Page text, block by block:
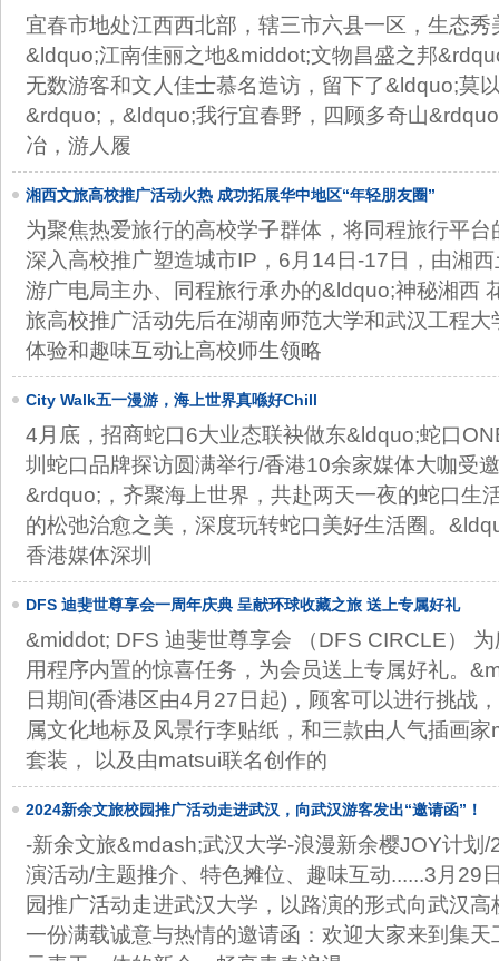
宜春市地处江西西北部，辖三市六县一区，生态
&ldquo;江南佳丽之地&middot;文物昌盛之邦
无数游客和文人佳士慕名造访，留下了&ldquo;莫
&rdquo;，&ldquo;我行宜春野，四顾多奇山
冶，游人履
湘西文旅高校推广活动火热 成功拓展华中地区“年轻朋友圈”
为聚焦热爱旅行的高校学子群体，将同程旅行平
深入高校推广塑造城市IP，6月14日-17日，由湘
游广电局主办、同程旅行承办的&ldquo;神秘湘西
旅高校推广活动先后在湖南师范大学和武汉工程
体验和趣味互动让高校师生领略
City Walk五一漫游，海上世界真喺好Chill
4月底，招商蛇口6大业态联袂做东&ldquo;蛇口
圳蛇口品牌探访圆满举行/香港10余家媒体大咖受
&rdquo;，齐聚海上世界，共赴两天一夜的蛇口生
的松弛治愈之美，深度玩转蛇口美好生活圈。
香港媒体深圳
DFS 迪斐世尊享会一周年庆典 呈献环球收藏之旅 送上专属好礼
&middot; DFS 迪斐世尊享会 （DFS CIRCLE）
用程序内置的惊喜任务，为会员送上专属好礼。
日期间(香港区由4月27日起)，顾客可以进行挑战
属文化地标及风景行李贴纸，和三款由人气插画
套装， 以及由matsui联名创作的
2024新余文旅校园推广活动走进武汉，向武汉游客发出“邀请函”！
-新余文旅&mdash;武汉大学-浪漫新余樱JOY计划
演活动/主题推介、特色摊位、趣味互动......3月29
园推广活动走进武汉大学，以路演的形式向武汉
一份满载诚意与热情的邀请函：欢迎大家来到集